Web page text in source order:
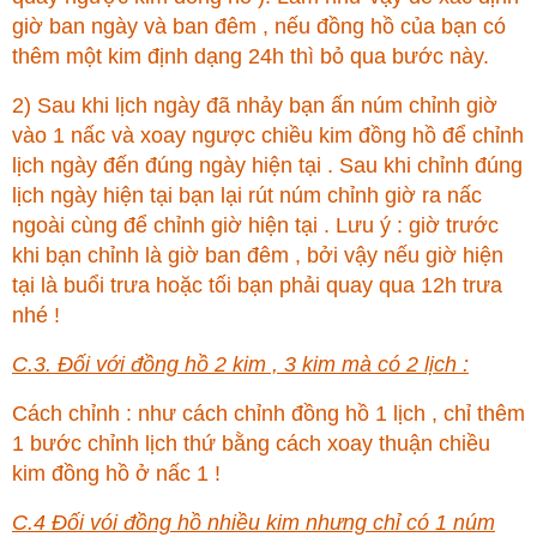
giờ ban ngày và ban đêm , nếu đồng hồ của bạn có
thêm một kim định dạng 24h thì bỏ qua bước này.
2) Sau khi lịch ngày đã nhảy bạn ấn núm chỉnh giờ
vào 1 nấc và xoay ngược chiều kim đồng hồ để chỉnh
lịch ngày đến đúng ngày hiện tại . Sau khi chỉnh đúng
lịch ngày hiện tại bạn lại rút núm chỉnh giờ ra nấc
ngoài cùng để chỉnh giờ hiện tại . Lưu ý : giờ trước
khi bạn chỉnh là giờ ban đêm , bởi vậy nếu giờ hiện
tại là buổi trưa hoặc tối bạn phải quay qua 12h trưa
nhé !
C.3. Đối với đồng hồ 2 kim , 3 kim mà có 2 lịch :
Cách chỉnh : như cách chỉnh đồng hồ 1 lịch , chỉ thêm
1 bước chỉnh lịch thứ bằng cách xoay thuận chiều
kim đồng hồ ở nấc 1 !
C.4 Đối vói đồng hồ nhiều kim nhưng chỉ có 1 núm